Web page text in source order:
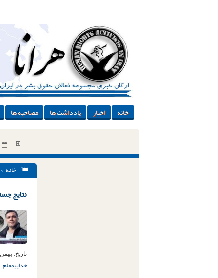
خانه اخبار یادداشت ها مصاحبه ها
خانه
نتایج
تاریخ: بهمن 11ام, 1404
خداییمعلم